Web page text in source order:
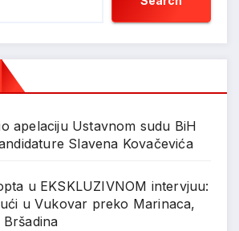
apelaciju Ustavnom sudu BiH
Slavena Kovačevića
u EKSKLUZIVNOM intervjuu:
u Vukovar preko Marinaca,